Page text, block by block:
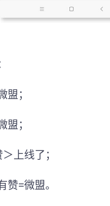
；
；
上线了；
=微盟。